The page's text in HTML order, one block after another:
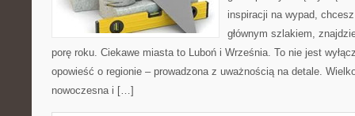
inspiracji na wypad,
głównym szlakiem,
porę roku. Ciekawe miasta to Luboń i Września. To nie jest
opowieść o regionie – prowadzona z uważnością na detale.
nowoczesna i […]